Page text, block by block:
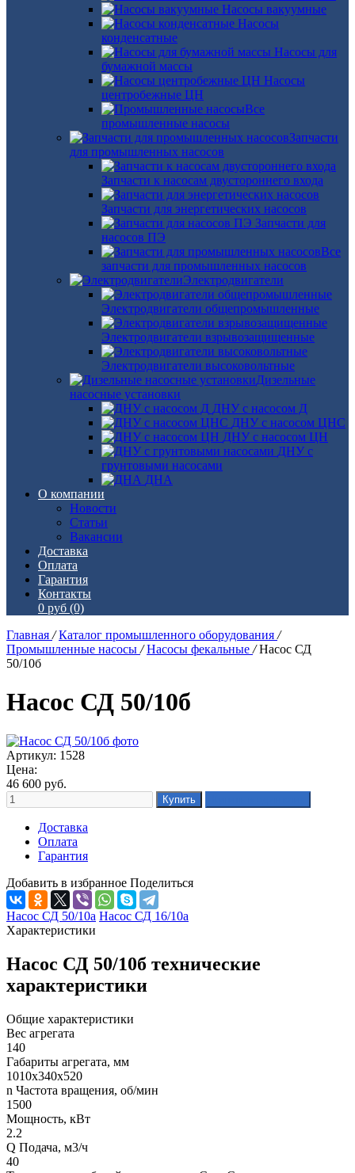
Насосы вакуумные
Насосы
конденсатные
Насосы для
бумажной массы
Насосы
центробежные ЦН
Все
промышленные насосы
Запчасти
для промышленных насосов
Запчасти к насосам двустороннего входа
Запчасти для энергетических насосов
Запчасти для
насосов ПЭ
Все
запчасти для промышленных насосов
Электродвигатели
Электродвигатели общепромышленные
Электродвигатели взрывозащищенные
Электродвигатели высоковольтные
Дизельные
насосные установки
ДНУ с насосом Д
ДНУ с насосом ЦНС
ДНУ с насосом ЦН
ДНУ с
грунтовыми насосами
ДНА
О компании
Новости
Статьи
Вакансии
Доставка
Оплата
Гарантия
Контакты
0 руб (0)
Главная / Каталог промышленного оборудования /
Промышленные насосы / Насосы фекальные / Насос СД
50/10б
Насос СД 50/10б
Артикул: 1528
Цена:
46 600 руб.
Доставка
Оплата
Гарантия
Добавить в избранное Поделиться
Насос СД 50/10а Насос СД 16/10а
Характеристики
Насос СД 50/10б технические
характеристики
Общие характеристики
Вес агрегата
140
Габариты агрегата, мм
1010х340х520
n Частота вращения, об/мин
1500
Мощность, кВт
2.2
Q Подача, м3/ч
40